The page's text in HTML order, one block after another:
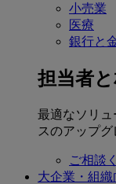
小売業
医療
銀行と
担当者
最適なソリ
スのアップ
ご相談
大企業・組織